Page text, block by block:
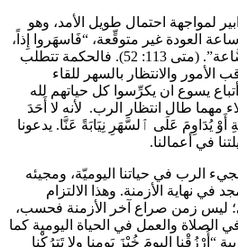
لمواجهة احتمال طويل الأمد، وهو
العودة غير متوقِّعة، “فَاسهَروا إِذاً،
لأَنَّكم لا تَعلَمونَ اليومَ ولا السَّاعة”. (متى 113: 52). فالحكمة تتطلب
الأمور والانتظار بالسهر للقاء
يسوع ان يكرِّسوا كل حياتهم لله
مهما طال انتظار الرب. ‏ لأنه لا أَحَدَ
يُدَاوِمَ عَلَى ٱلسَّهَرِ نِيَابَةً عَنَّا. يدعونا
في أعمالنا.
الرب في حياتنا اليوميّة، ومجيئه
في نهاية الأزمنة. وهذا الالتزام
ليس زمن صراع آخر الأزمنة فحسب،
الصلاة والعمل في الحياة اليومية كما
اليومَ خُبْزَ يَومِنا ولا تَترُكْنا